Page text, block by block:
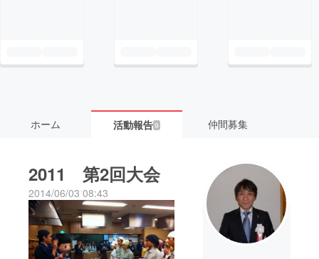
ホーム 活動報告9 仲間募集
2011 第2回大会
2014/06/03 08:43